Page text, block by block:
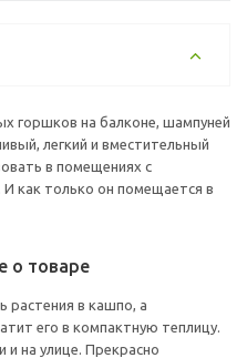
горшков на балконе, шампуней
легкий и вместительный
в помещениях с
как только он помещается в
о товаре
растения в кашпо, а
его в компактную теплицу.
на улице. Прекрасно